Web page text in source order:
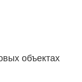
объектах